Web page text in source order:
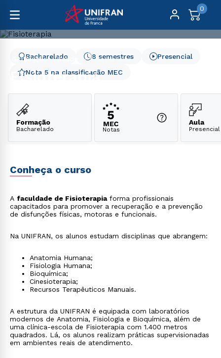
0
Graduação Saúde Fisioterapia
Fisioterapia
Nota 5 na classificação MEC
8 semestres
Bacharelado Presencial
Formação
Bacharelado Notas
Aula
Presencial
Conheça o curso
A faculdade de Fisioterapiaforma profissionais
capacitados para promover a recuperação e a prevenção
de disfunções físicas, motoras e funcionais.
Na UNIFRAN, os alunos estudam disciplinas que abrangem:
Anatomia Humana;
Fisiologia Humana;
Bioquímica;
Cinesioterapia;
Recursos Terapêuticos Manuais.
A estrutura da UNIFRAN é equipada com laboratórios
modernos de Anatomia, Fisiologia e Bioquímica, além de
uma clínica-escola de Fisioterapia com 1.400 metros
quadrados. Lá, os alunos realizam práticas supervisionadas
em ambientes reais de atendimento.